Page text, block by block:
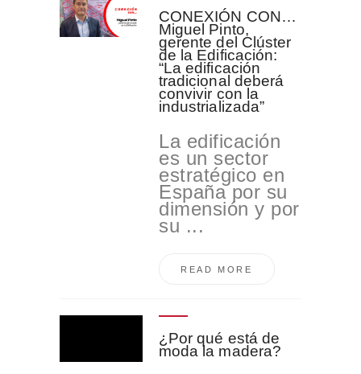
CONEXIÓN CON…
Miguel Pinto,
gerente del Clúster
de la Edificación:
“La edificación
tradicional deberá
convivir con la
industrializada”
La edificación
es un sector
estratégico en
España por su
dimensión y por
su ...
READ MORE
¿Por qué está de
moda la madera?